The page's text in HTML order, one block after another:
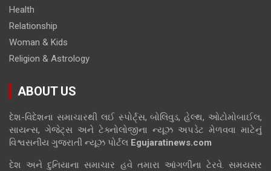
Health
Relationship
Woman & Kids
Religion & Astrology
ABOUT US
દેશ-વિદેશના સમાચારથી લઈ સ્પોર્ટ્સ, બોલિવુડ, હેલ્થ, ઓટોમોબાઈલ,
સાયન્સ, ગેજેટ્સ અને ટેક્નોલોજીના ન્યૂઝ અપડેટ મેળવવા માટેનું
વિશ્વસનીય ગુજરાતી ન્યૂઝ પોર્ટલ Egujaratinews.com
દેશ અને દુનિયાના સમાચાર હવે તમારા આંગળીના ટેરવે. સમયસર